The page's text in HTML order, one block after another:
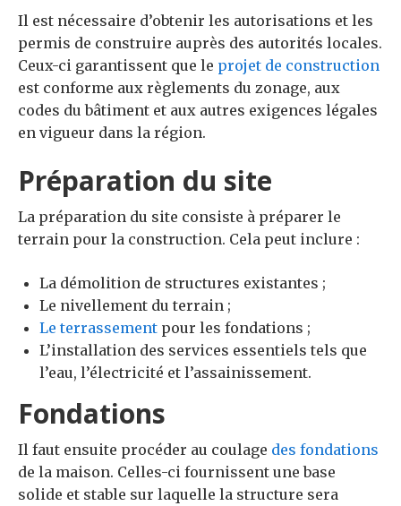
Il est nécessaire d’obtenir les autorisations et les
permis de construire auprès des autorités locales.
Ceux-ci garantissent que le projet de construction
est conforme aux règlements du zonage, aux
codes du bâtiment et aux autres exigences légales
en vigueur dans la région.
Préparation du site
La préparation du site consiste à préparer le
terrain pour la construction. Cela peut inclure :
La démolition de structures existantes ;
Le nivellement du terrain ;
Le terrassement pour les fondations ;
L’installation des services essentiels tels que
l’eau, l’électricité et l’assainissement.
Fondations
Il faut ensuite procéder au coulage des fondations
de la maison. Celles-ci fournissent une base
solide et stable sur laquelle la structure sera